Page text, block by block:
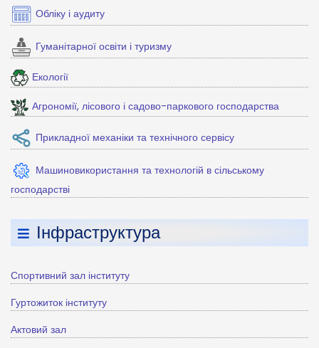
Обліку і аудиту
Гуманітарної освіти і туризму
Екології
Агрономії, лісового і садово-паркового господарства
Прикладної механіки та технічного сервісу
Машиновикористання та технологій в сільському
господарстві
Інфраструктура
Спортивний зал інституту
Гуртожиток інституту
Актовий зал